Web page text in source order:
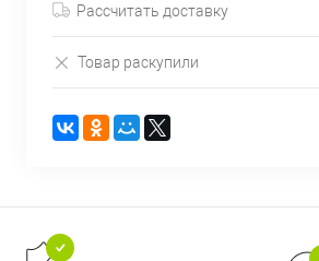
Рассчитать доставку
Товар раскупили